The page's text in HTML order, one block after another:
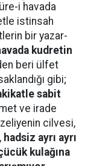
i havada
istinsah
bir yazar-
kudretin
beri ülfet
gibi;
sabit
ve irade
cilvesi,
hadsiz ayrı ayrı
kulağına